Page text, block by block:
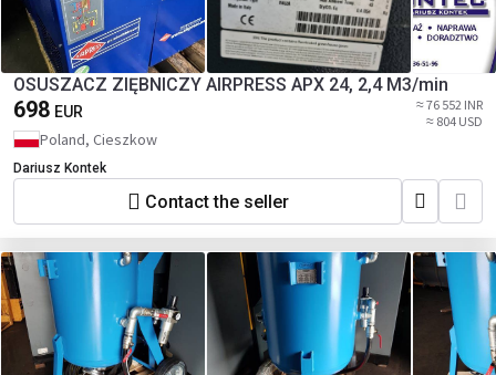
OSUSZACZ ZIĘBNICZY AIRPRESS APX 24, 2,4 M3/min
698 EUR
≈ 76 552 INR
≈ 804 USD
Poland, Cieszkow
Dariusz Kontek
Contact the seller